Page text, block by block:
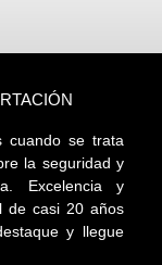
cuando se trata
la seguridad y
Excelencia y
de casi 20 años
y llegue